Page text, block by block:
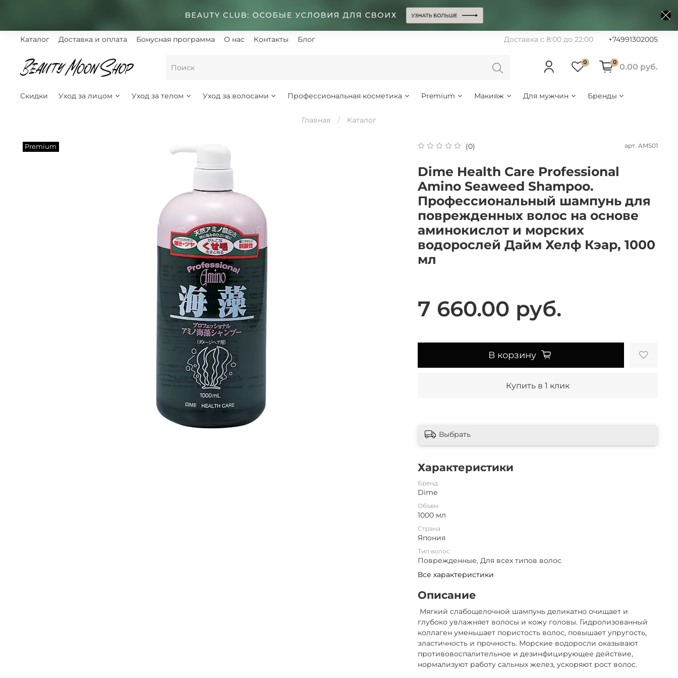
Каталог Доставка и оплата Бонусная программа О нас Контакты Блог Доставка с 8:00 до 22:00 +74991302005
0 0 0.00 руб.
Скидки Уход за лицом Уход за телом Уход за волосами Профессиональная косметика Premium Макияж Для мужчин Бренды
Главная Каталог
Premium (0) арт. AMS01
Dime Health Care Professional
Amino Seaweed Shampoo.
Профессиональный шампунь для
поврежденных волос на основе
аминокислот и морских
водорослей Дайм Хелф Кэар, 1000
мл
7 660.00 руб.
В корзину
Купить в 1 клик
Выбрать
Характеристики
Бренд
Dime
Объем
1000 мл
Страна
Япония
Тип волос
Поврежденные, Для всех типов волос
Все характеристики
Описание
Мягкий слабощелочной шампунь деликатно очищает и
глубоко увлажняет волосы и кожу головы. Гидролизованный
коллаген уменьшает пористость волос, повышает упругость,
эластичность и прочность. Морские водоросли оказывают
противовоспалительное и дезинфицирующее действие,
нормализуют работу сальных желез, ускоряют рост волос.